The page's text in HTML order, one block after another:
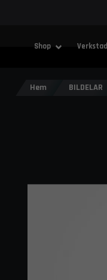
Shop Verkstad
Hem BILDELAR